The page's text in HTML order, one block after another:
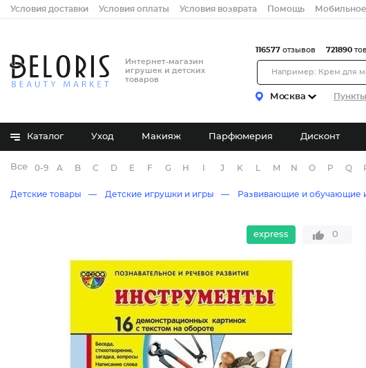
Условия доставки Условия оплаты Условия возврата Помощь
Интернет-магазин
игрушек и детских
товаров
Москва
116577 отзывов 721890
Каталог Уход Макияж Парфюмерия Дисконт
Все бренды
0-9 A B C D E F G H J K M N O P Q
Детские товары Детские игрушки и игры Развивающие и обучающие
express 0